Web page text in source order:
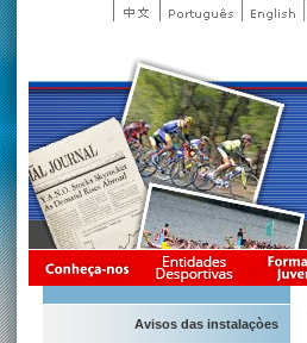
Avisos das instalaçòes